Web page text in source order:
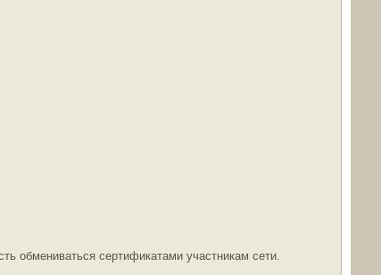
обмениваться сертификатами участникам сети.